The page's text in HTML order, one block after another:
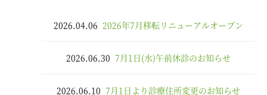
2026.04.06 2026年7月移転リニューアルオープン
2026.06.30 7月1日(水)午前休診のお知らせ
2026.06.10 7月1日より診療住所変更のお知らせ